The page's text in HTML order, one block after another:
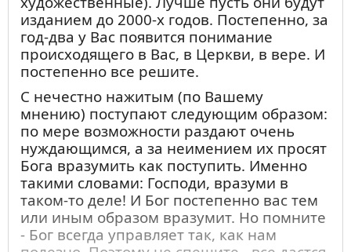
изданием до 2000-х годов. Постепенно, за
год-два у Вас появится понимание
происходящего в Вас, в Церкви, в вере. И
постепенно все решите.
С нечестно нажитым (по Вашему
мнению) поступают следующим образом:
по мере возможности раздают очень
нуждающимся, а за неимением их просят
Бога вразумить как поступить. Именно
такими словами: Господи, вразуми в
таком-то деле! И Бог постепенно вас тем
или иным образом вразумит. Но помните
- Бог всегда управляет так, как нам